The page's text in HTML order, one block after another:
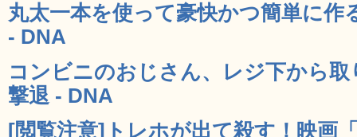
丸太一本を使って豪快かつ簡単に作
- DNA
コンビニのおじさん、レジ下から
撃退 - DNA
[閲覧注意]トレホが出て殺す！映画